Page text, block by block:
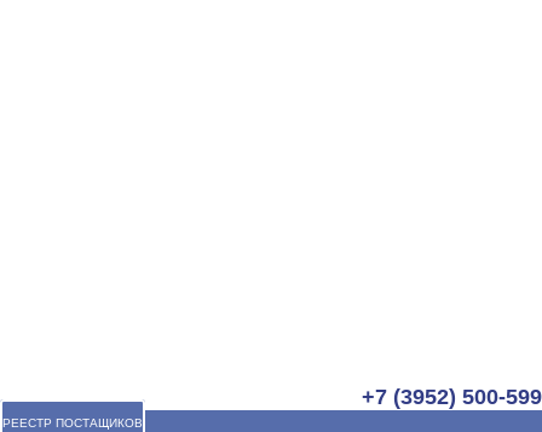
+7 (3952) 500-599
РЕЕСТР ПОСТАЩИКОВ